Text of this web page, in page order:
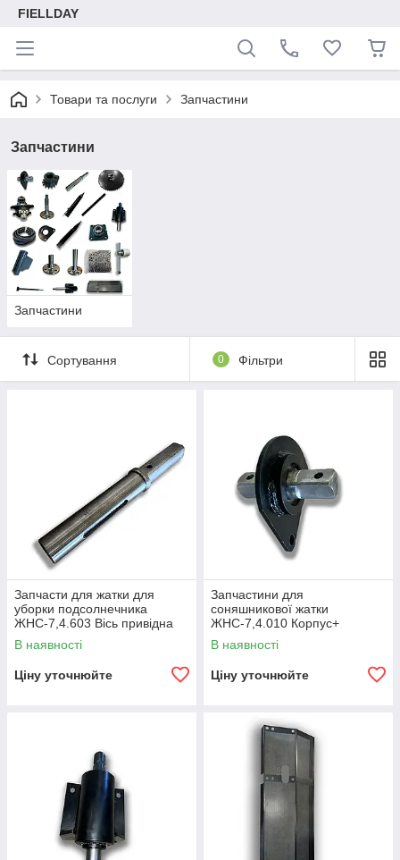
FIELLDAY
Товари та послуги Запчастини
Запчастини
Запчастини
Сортування 0 Фільтри
Запчасти для жатки для
уборки подсолнечника
ЖНС-7,4.603 Вісь привідна
В наявності
Ціну уточнюйте
Запчастини для
соняшникової жатки
ЖНС-7,4.010 Корпус+
ЖНС-7,4.601 Вісь середня
В наявності
Ціну уточнюйте